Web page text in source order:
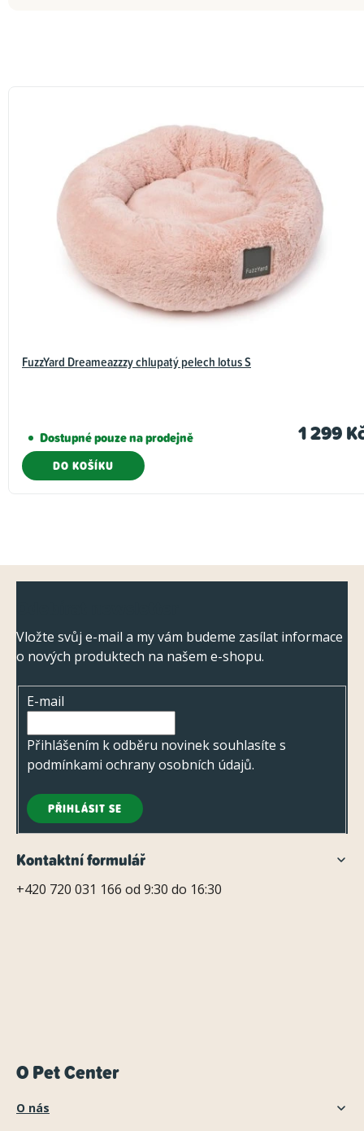
FuzzYard Dreameazzzy chlupatý pelech lotus S
Dostupné pouze na prodejně 1 299
DO KOŠÍKU
Vložte svůj e-mail a my vám budeme zasílat informace
o nových produktech na našem e-shopu.
E-mail
Přihlášením k odběru novinek souhlasíte s
podmínkami ochrany osobních údajů.
PŘIHLÁSIT SE
Kontaktní formulář
+420 720 031 166 od 9:30 do 16:30
O Pet Center
O nás